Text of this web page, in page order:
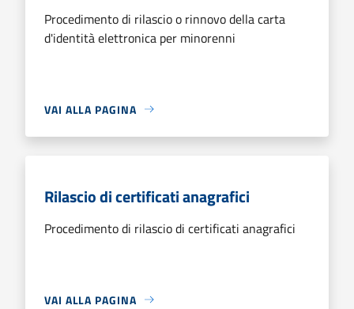
Procedimento di rilascio o rinnovo della carta
d'identità elettronica per minorenni
VAI ALLA PAGINA
Rilascio di certificati anagrafici
Procedimento di rilascio di certificati anagrafici
VAI ALLA PAGINA